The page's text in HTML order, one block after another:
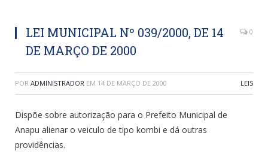
LEI MUNICIPAL Nº 039/2000, DE 14
DE MARÇO DE 2000
0
POR ADMINISTRADOR EM 14 DE MARÇO DE 2000 LEIS
Dispõe sobre autorização para o Prefeito Municipal de
Anapu alienar o veiculo de tipo kombi e dá outras
providências.